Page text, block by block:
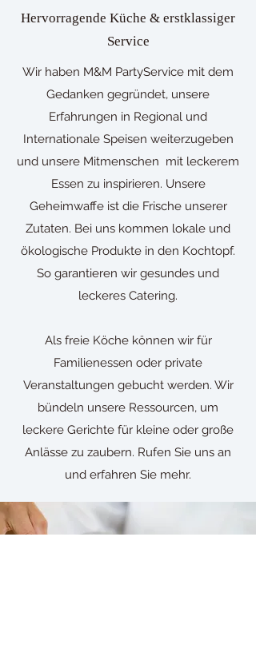
Hervorragende Küche & erstklassiger
Service
Wir haben M&M PartyService mit dem
Gedanken gegründet, unsere
Erfahrungen in Regional und
Internationale Speisen weiterzugeben
und unsere Mitmenschen mit leckerem
Essen zu inspirieren. Unsere
Geheimwaffe ist die Frische unserer
Zutaten. Bei uns kommen lokale und
ökologische Produkte in den Kochtopf.
So garantieren wir gesundes und
leckeres Catering.
Als freie Köche können wir für
Familienessen oder private
Veranstaltungen gebucht werden. Wir
bündeln unsere Ressourcen, um
leckere Gerichte für kleine oder große
Anlässe zu zaubern. Rufen Sie uns an
und erfahren Sie mehr.